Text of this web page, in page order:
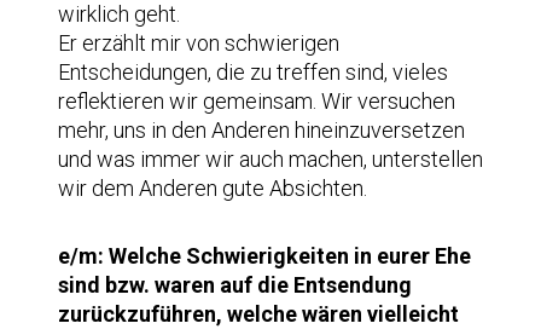
wirklich geht.
Er erzählt mir von schwierigen
Entscheidungen, die zu treffen sind, vieles
reflektieren wir gemeinsam. Wir versuchen
mehr, uns in den Anderen hineinzuversetzen
und was immer wir auch machen, unterstellen
wir dem Anderen gute Absichten.
e/m: Welche Schwierigkeiten in eurer Ehe
sind bzw. waren auf die Entsendung
zurückzuführen, welche wären vielleicht